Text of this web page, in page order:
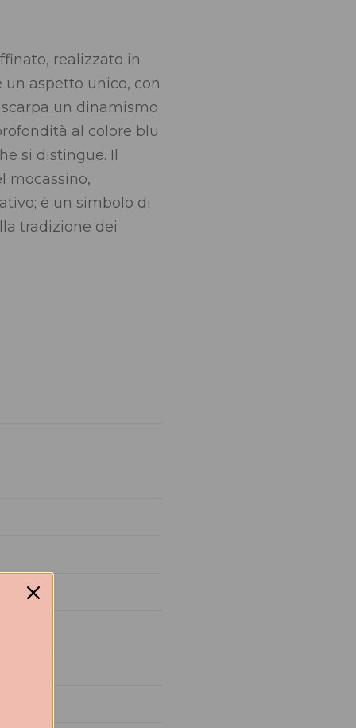
realizzato in
aspetto unico, con
un dinamismo
al colore blu
si distingue. Il
mocassino,
è un simbolo di
tradizione dei